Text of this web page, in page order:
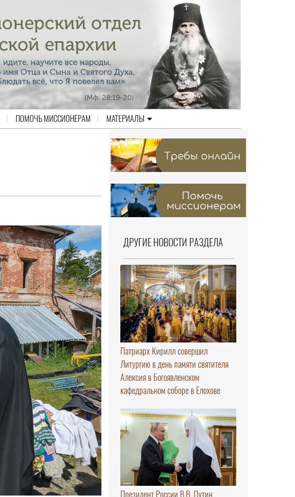
ПОМОЧЬ МИССИОНЕРАМ МАТЕРИАЛЫ
ДРУГИЕ НОВОСТИ РАЗДЕЛА
Патриарх Кирилл совершил
Литургию в день памяти святителя
Алексия в Богоявленском
кафедральном соборе в Елохове
Президент России В.В. Путин